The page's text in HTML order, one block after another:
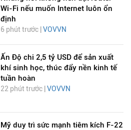
Wi-Fi nếu muốn Internet luôn ổn
định
6 phút trước | VOVVN
Ấn Độ chi 2,5 tỷ USD để sản xuất
khí sinh học, thúc đẩy nền kinh tế
tuần hoàn
22 phút trước | VOVVN
Mỹ duy trì sức mạnh tiêm kích F-22